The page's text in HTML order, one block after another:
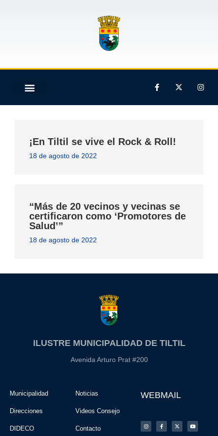
¡En Tiltil se vive el Rock & Roll!
18 de agosto de 2022
“Más de 20 vecinos y vecinas se
certificaron como ‘Promotores de
Salud’”
18 de agosto de 2022
ILUSTRE MUNICIPALIDAD DE TILTIL
Avenida Arturo Prat #200
Municipalidad
Direcciones
DIDECO
Noticias
Videos Consejo
Contacto
WEBMAIL